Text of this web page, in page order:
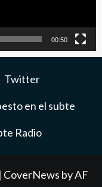
00:50
Twitter
en el subte
Radio
| CoverNews by AF